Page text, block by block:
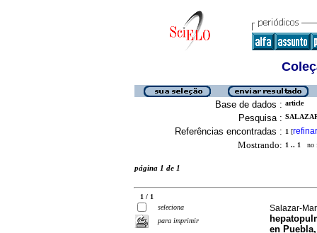
Base de dados : article
Pesquisa :
Referências encontradas : 1 [refinar
Mostrando: 1 .. 1 no
página 1 de 1
1 / 1
seleciona
para imprimir
Salazar-
en